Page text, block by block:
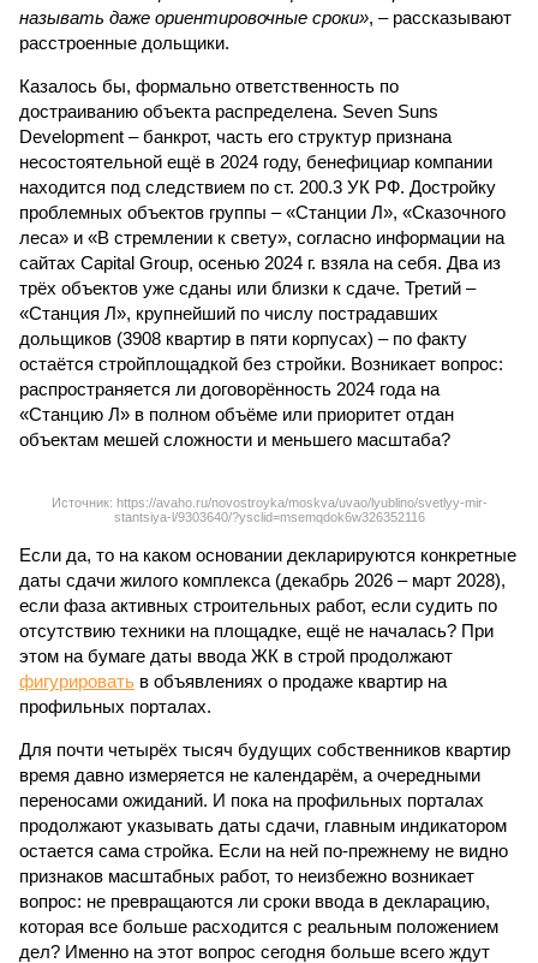
называть даже ориентировочные сроки», – рассказывают
расстроенные дольщики.
Казалось бы, формально ответственность по
достраиванию объекта распределена. Seven Suns
Development – банкрот, часть его структур признана
несостоятельной ещё в 2024 году, бенефициар компании
находится под следствием по ст. 200.3 УК РФ. Достройку
проблемных объектов группы – «Станции Л», «Сказочного
леса» и «В стремлении к свету», согласно информации на
сайтах Capital Group, осенью 2024 г. взяла на себя. Два из
трёх объектов уже сданы или близки к сдаче. Третий –
«Станция Л», крупнейший по числу пострадавших
дольщиков (3908 квартир в пяти корпусах) – по факту
остаётся стройплощадкой без стройки. Возникает вопрос:
распространяется ли договорённость 2024 года на
«Станцию Л» в полном объёме или приоритет отдан
объектам мешей сложности и меньшего масштаба?
Источник: https://avaho.ru/novostroyka/moskva/uvao/lyublino/svetlyy-mir-
stantsiya-l/9303640/?ysclid=msemqdok6w326352116
Если да, то на каком основании декларируются конкретные
даты сдачи жилого комплекса (декабрь 2026 – март 2028),
если фаза активных строительных работ, если судить по
отсутствию техники на площадке, ещё не началась? При
этом на бумаге даты ввода ЖК в строй продолжают
фигурировать в объявлениях о продаже квартир на
профильных порталах.
Для почти четырёх тысяч будущих собственников квартир
время давно измеряется не календарём, а очередными
переносами ожиданий. И пока на профильных порталах
продолжают указывать даты сдачи, главным индикатором
остается сама стройка. Если на ней по-прежнему не видно
признаков масштабных работ, то неизбежно возникает
вопрос: не превращаются ли сроки ввода в декларацию,
которая все больше расходится с реальным положением
дел? Именно на этот вопрос сегодня больше всего ждут